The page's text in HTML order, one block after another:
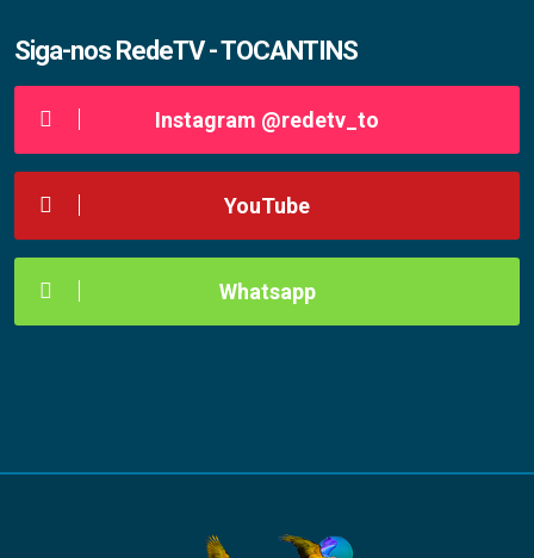
Siga-nos RedeTV - TOCANTINS
Instagram @redetv_to
YouTube
Whatsapp